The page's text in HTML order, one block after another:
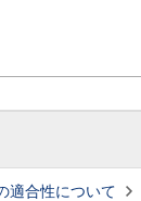
適合性について